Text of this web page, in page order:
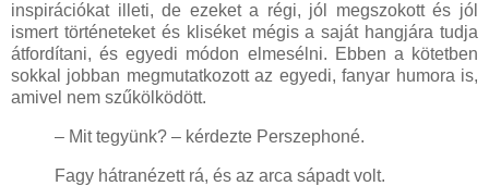
inspirációkat illeti, de ezeket a régi, jól megszokott és jól
ismert történeteket és kliséket mégis a saját hangjára tudja
átfordítani, és egyedi módon elmesélni. Ebben a kötetben
sokkal jobban megmutatkozott az egyedi, fanyar humora is,
amivel nem szűkölködött.
– Mit tegyünk? – kérdezte Perszephoné.
Fagy hátranézett rá, és az arca sápadt volt.